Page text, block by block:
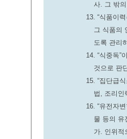
사. 그 밖
13. “식품이
그 식품의
도록 관리
14. “식중독”
것으로 판
15. “집단급
법, 조리인
16. “유전자
물 등의 유
가. 인위적